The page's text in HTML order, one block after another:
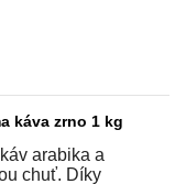
káva zrno 1 kg
arabika a
chuť. Díky